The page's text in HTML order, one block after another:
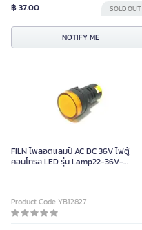
฿ 37.00 SOLD OUT
NOTIFY ME
FILN ไพลอตแลมป์ AC DC 36V ไฟตู้
คอนโทรล LED รุ่น Lamp22-36V-
Product Code YB12827